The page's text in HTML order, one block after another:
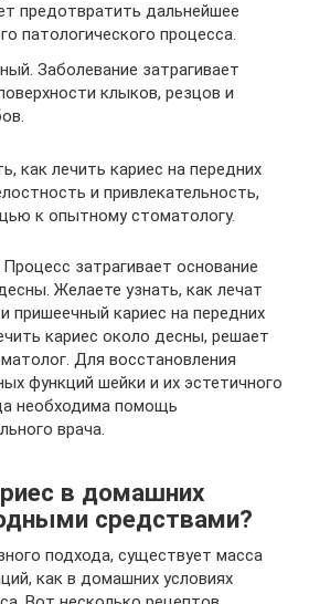
предотвратить дальнейшее
патологического процесса.
Заболевание затрагивает
клыков, резцов и
как лечить кариес на передних
и привлекательность,
к опытному стоматологу.
затрагивает основание
Желаете узнать, как лечат
пришеечный кариес на передних
кариес около десны, решает
Для восстановления
функций шейки и их эстетичного
необходима помощь
врача.
в домашних
средствами?
подхода, существует масса
как в домашних условиях